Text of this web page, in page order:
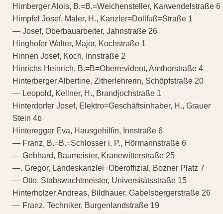
Himberger Alois, B.=B.=Weichensteller, Karwendelstraße 6
Himpfel Josef, Maler, H., Kanzler=Dollfuß=Straße 1
— Josef, Oberbauarbeiter, Jahnstraße 26
Hinghofer Walter, Major, Kochstraße 1
Hinnen Josef, Koch, Innstraße 2
Hinrichs Heinrich, B.=B=Oberrevident, Amthorstraße 4
Hinterberger Albertine, Zitherlehrerin, Schöpfstraße 20
— Leopold, Kellner, H., Brandjochstraße 1
Hinterdorfer Josef, Elektro=Geschäftsinhaber, H., Grauer
Stein 4b
Hinteregger Eva, Hausgehilfin, Innstraße 6
— Franz, B.=B.=Schlosser i. P., Hörmannstraße 6
— Gebhard, Baumeister, Kranewitterstraße 25
—. Gregor, Landeskanzlei=Oberoffizial, Bozner Platz 7
— Otto, Stabswachtmeister, Universitätsstraße 15
Hinterholzer Andreas, Bildhauer, Gabelsbergerstraße 26
— Franz, Techniker, Burgenlandstraße 19